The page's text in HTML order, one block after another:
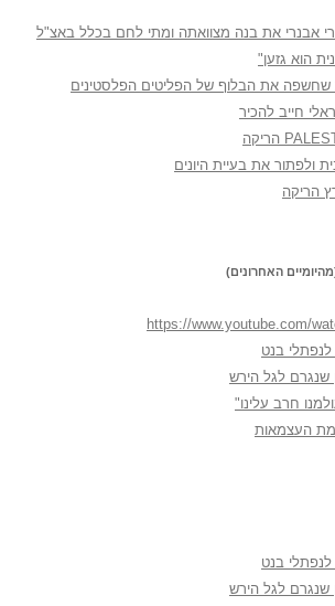
אבנרי את בנה מצוואתה ומתי לחם בכלל באצ"ל
הוא גזען"
שחשפה את הבלוף של הפליטים הפלסטינים
חייב להכיר
ולפתור את בעיית היונים
הריקה
האחרונים)
https://www.youtube.com/
לנפתלי בנט
שנגרם לגל הירש
העצמאות
לנפתלי בנט
שנגרם לגל הירש